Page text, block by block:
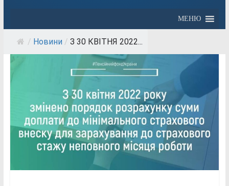
МЕНЮ
/ Новини / З 30 КВІТНЯ 2022...